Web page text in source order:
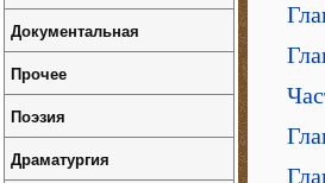
Документальная
Прочее
Поэзия
Драматургия